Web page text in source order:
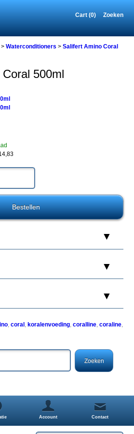
Cart (0) Zoeken
>Waterconditioners >Salifert Amino Coral
500ml
,coral , koralenvoeding,coralline,coraline,
Account Contact